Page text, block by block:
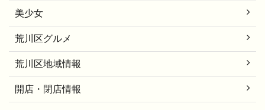
美少女
荒川区グルメ
荒川区地域情報
開店・閉店情報